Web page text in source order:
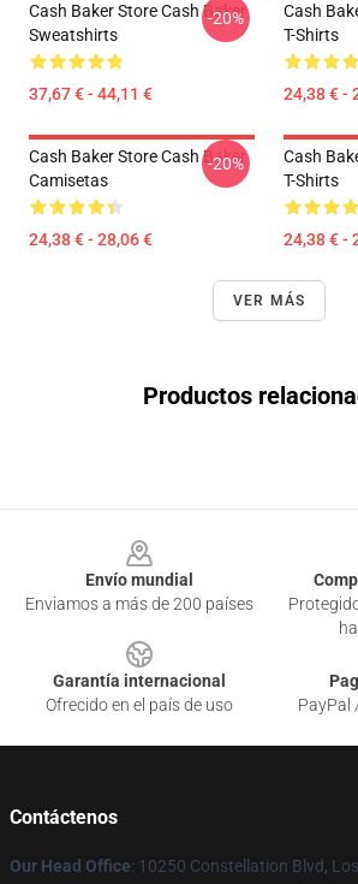
Cash Baker Store Cash Baker
Sweatshirts
37,67 € - 44,11 €
-20%
Cash
T-Shirts
24,38 € -
Cash Baker Store Cash Baker
Camisetas
24,38 € - 28,06 €
-20%
Cash
T-Shirts
24,38 € -
VER MÁS
Productos
Envío mundial
Enviamos a más de 200 países
Garantía internacional
Ofrecido en el país de uso
PayPal
Contáctenos
Our Head Office: 10250 Constellation Blvd,